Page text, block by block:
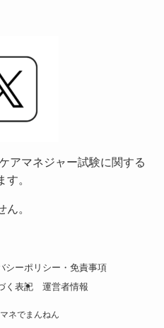
アマネジャー試験に関する
。
。
シーポリシー・免責事項
く表記
運営者情報
ネでまんねん